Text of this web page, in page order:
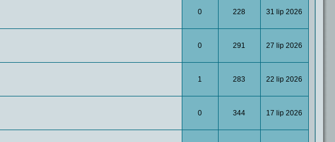
31 lip 2026
228
0
27 lip 2026
291
0
22 lip 2026
283
1
17 lip 2026
344
0